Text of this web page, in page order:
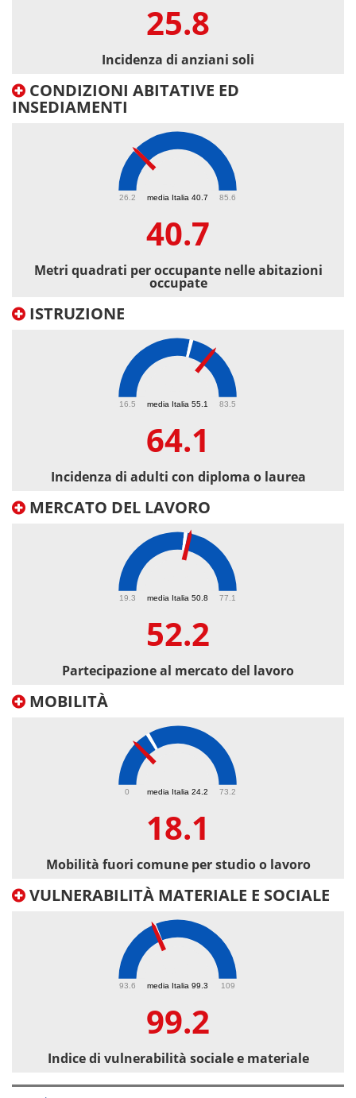
25.8
Incidenza di anziani soli
CONDIZIONI ABITATIVE ED
INSEDIAMENTI
media Italia 40.7
26.2 85.6
40.7
Metri quadrati per occupante nelle abitazioni
occupate
ISTRUZIONE
media Italia 55.1
16.5 83.5
64.1
Incidenza di adulti con diploma o laurea
MERCATO DEL LAVORO
media Italia 50.8
19.3 77.1
52.2
Partecipazione al mercato del lavoro
MOBILITÀ
media Italia 24.2
0 73.2
18.1
Mobilità fuori comune per studio o lavoro
VULNERABILITÀ MATERIALE E SOCIALE
media Italia 99.3
93.6 109
99.2
Indice di vulnerabilità sociale e materiale